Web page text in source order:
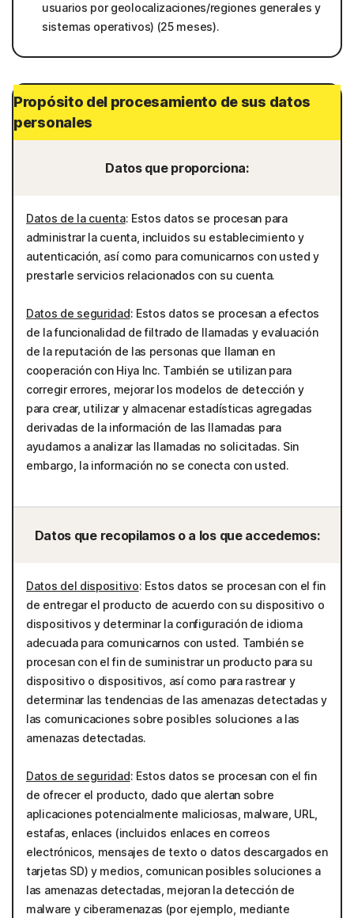
usuarios por geolocalizaciones/regiones generales y
sistemas operativos) (25 meses).
Propósito del procesamiento de sus datos
personales
Datos que proporciona:
Datos de la cuenta: Estos datos se procesan para
administrar la cuenta, incluidos su establecimiento y
autenticación, así como para comunicarnos con usted y
prestarle servicios relacionados con su cuenta.
Datos de seguridad: Estos datos se procesan a efectos
de la funcionalidad de filtrado de llamadas y evaluación
de la reputación de las personas que llaman en
cooperación con Hiya Inc. También se utilizan para
corregir errores, mejorar los modelos de detección y
para crear, utilizar y almacenar estadísticas agregadas
derivadas de la información de las llamadas para
ayudarnos a analizar las llamadas no solicitadas. Sin
embargo, la información no se conecta con usted.
Datos que recopilamos o a los que accedemos:
Datos del dispositivo: Estos datos se procesan con el fin
de entregar el producto de acuerdo con su dispositivo o
dispositivos y determinar la configuración de idioma
adecuada para comunicarnos con usted. También se
procesan con el fin de suministrar un producto para su
dispositivo o dispositivos, así como para rastrear y
determinar las tendencias de las amenazas detectadas y
las comunicaciones sobre posibles soluciones a las
amenazas detectadas.
Datos de seguridad: Estos datos se procesan con el fin
de ofrecer el producto, dado que alertan sobre
aplicaciones potencialmente maliciosas, malware, URL,
estafas, enlaces (incluidos enlaces en correos
electrónicos, mensajes de texto o datos descargados en
tarjetas SD) y medios, comunican posibles soluciones a
las amenazas detectadas, mejoran la detección de
malware y ciberamenazas (por ejemplo, mediante